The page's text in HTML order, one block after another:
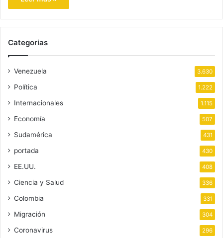
Categorias
Venezuela 3.630
Política 1.222
Internacionales 1.115
Economía 507
Sudamérica 431
portada 430
EE.UU. 408
Ciencia y Salud 336
Colombia 331
Migración 304
Coronavirus 296